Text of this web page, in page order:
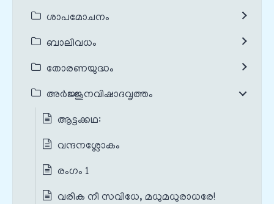
ശാപമോചനം
ബാലിവധം
തോരണയുദ്ധം
അർജ്ജുനവിഷാദവൃത്തം
ആട്ടക്കഥ:
വന്ദനശ്ലോകം
രംഗം 1
വരിക നീ സവിധേ, മധുമധുരാധരേ!